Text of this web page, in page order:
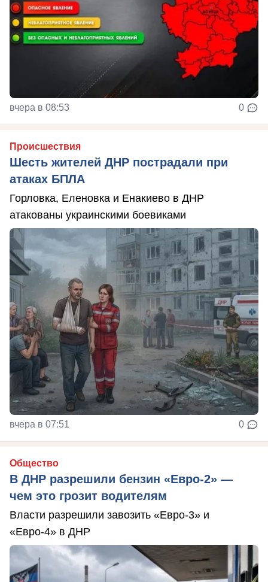
вчера в 08:53 0
Происшествия
Шесть жителей ДНР пострадали при
атаках БПЛА
Горловка, Еленовка и Енакиево в ДНР
атакованы украинскими боевиками
вчера в 07:51 0
Общество
В ДНР разрешили бензин «Евро-2» —
чем это грозит водителям
Власти разрешили завозить «Евро-3» и
«Евро-4» в ДНР